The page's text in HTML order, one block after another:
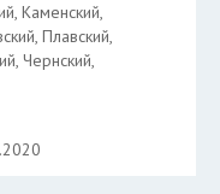
Каменский,
Плавский,
Чернский,